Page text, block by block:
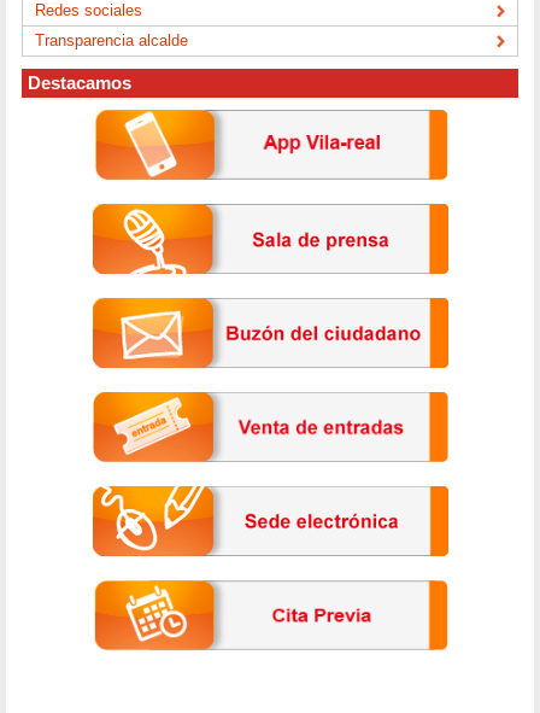
Redes sociales
Transparencia alcalde
Destacamos